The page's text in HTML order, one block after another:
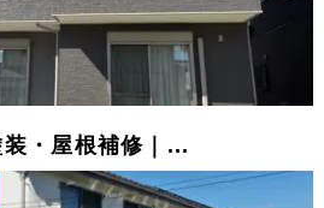
・屋根補修｜...